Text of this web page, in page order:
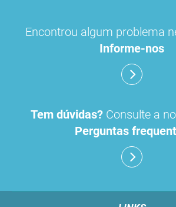
Encontrou algum problema
Informe-nos
Tem dúvidas? Consulte a
Perguntas